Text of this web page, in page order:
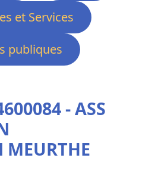
et Services
publiques
- ASS
MEURTHE